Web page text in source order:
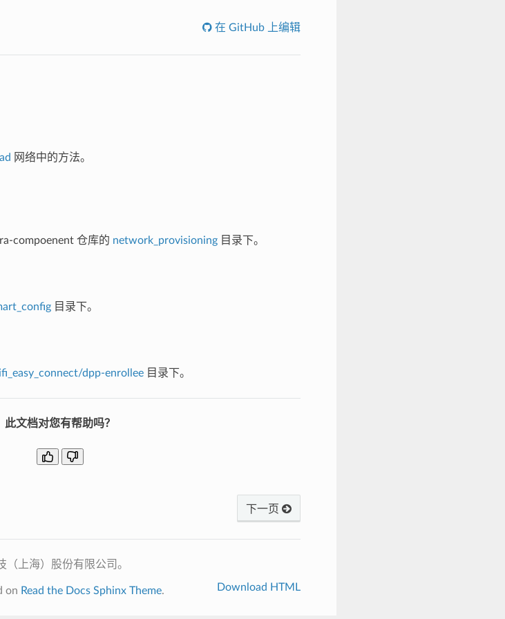
在 GitHub 上编辑
网络中的方法。
compoenent 仓库的 network_provisioning目录下。
目录下。
dpp-enrollee目录下。
此文档对您有帮助吗？
下一页
上海）股份有限公司。
on Read the Docs Sphinx Theme. Download HTML